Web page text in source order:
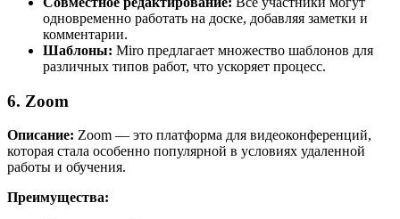
одновременно работать на доске, добавляя заметки и
комментарии.
Шаблоны: Miro предлагает множество шаблонов для
различных типов работ, что ускоряет процесс.
6. Zoom
Описание: Zoom — это платформа для видеоконференций,
которая стала особенно популярной в условиях удаленной
работы и обучения.
Преимущества: